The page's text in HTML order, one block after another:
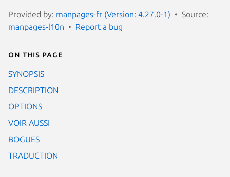
Provided by: manpages-fr (Version: 4.27.0-1)
Source:
manpages-l10n
Report a bug
On this page
SYNOPSIS
DESCRIPTION
OPTIONS
VOIR AUSSI
BOGUES
TRADUCTION